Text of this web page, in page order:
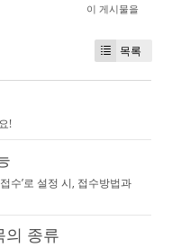
이 게시물을
목록
!
수’로 설정 시, 접수방법과
의 종류